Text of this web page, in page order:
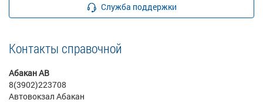
Служба поддержки
Контакты справочной
Абакан АВ
8(3902)223708
Автовокзал Абакан